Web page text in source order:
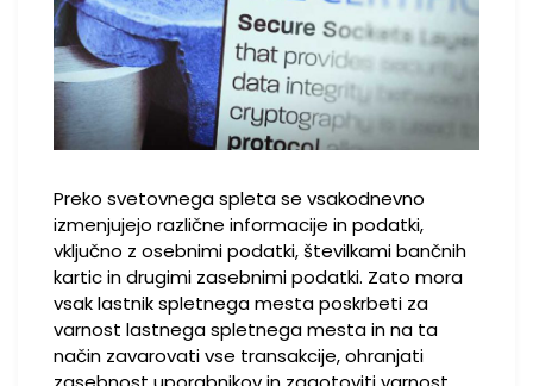
Preko svetovnega spleta se vsakodnevno
izmenjujejo različne informacije in podatki,
vključno z osebnimi podatki, številkami bančnih
kartic in drugimi zasebnimi podatki. Zato mora
vsak lastnik spletnega mesta poskrbeti za
varnost lastnega spletnega mesta in na ta
način zavarovati vse transakcije, ohranjati